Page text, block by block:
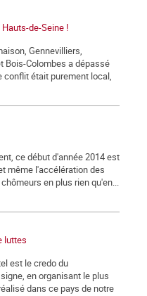
de-Seine !
Gennevilliers,
Bois-Colombes a dépassé
conflit était purement local,
ce début d'année 2014 est
même l'accélération des
en plus rien qu'en...
luttes
est le credo du
en organisant le plus
dans ce pays de notre